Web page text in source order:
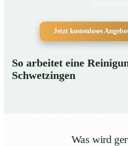
Jetzt kostenloses
So arbeitet eine
Schwetzingen
Was wird